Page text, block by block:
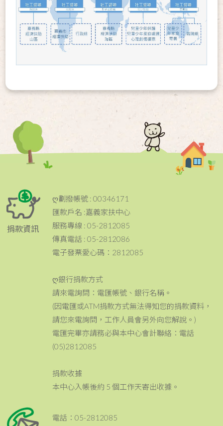
捐款資訊
ღ劃撥帳號 : 00346171
匯款戶名 :嘉義家扶中心
服務專線 : 05-2812085
傳真電話 : 05-2812086
電子發票愛心碼：2812085
ღ銀行捐款方式
請來電詢問：電匯帳號、銀行名稱。
(因電匯或ATM捐款方式無法得知您的捐款資料，
請您來電詢問，工作人員會另外向您解說。)
電匯完畢亦請務必與本中心會計聯絡：電話
(05)2812085
捐款收據
本中心入帳後約 5 個工作天寄出收據。
電話：05-2812085